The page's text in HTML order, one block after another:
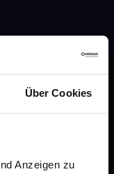
Über Cookies
Anzeigen zu